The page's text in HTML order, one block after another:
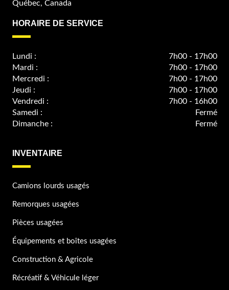
Québec, Canada
HORAIRE DE SERVICE
Lundi :
7h00 - 17h00
Mardi :
7h00 - 17h00
Mercredi :
7h00 - 17h00
Jeudi :
7h00 - 17h00
Vendredi :
7h00 - 16h00
Samedi :
Fermé
Dimanche :
Fermé
INVENTAIRE
Camions lourds usagés
Remorques usagées
Pièces usagées
Équipements et boîtes usagées
Construction & Agricole
Récréatif & Véhicule léger